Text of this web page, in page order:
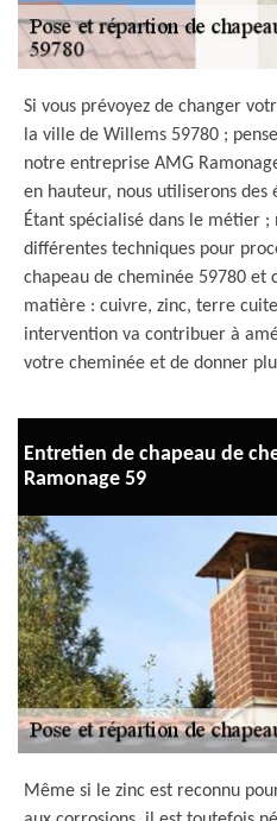
Si vous prévoyez de changer
la ville de Willems 59780 ;
notre entreprise AMG
en hauteur, nous utiliserons des
Étant spécialisé dans le métier ;
différentes techniques pour
chapeau de cheminée 59780 et
matière : cuivre, zinc, terre
intervention va contribuer à
votre cheminée et de donner
Entretien de chapeau de
Ramonage 59
Même si le zinc est reconnu